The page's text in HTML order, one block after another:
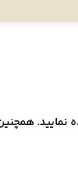
همچنین